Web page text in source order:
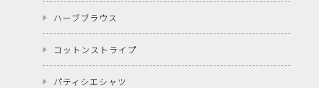
ハーブブラウス
コットンストライプ
パティシエシャツ